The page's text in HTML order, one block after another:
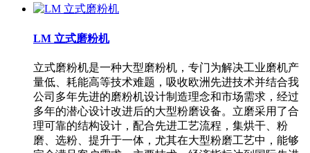
LM 立式磨粉机
立式磨粉机是一种大型磨粉机，专门为解决工业磨机产
量低、耗能高等技术难题，吸收欧洲先进技术并结合我
公司多年先进的磨粉机设计制造理念和市场需求，经过
多年的潜心设计改进后的大型粉磨设备。立磨采用了合
理可靠的结构设计，配合先进工艺流程，集烘干、粉
磨、选粉、提升于一体，尤其在大型粉磨工艺中，能够